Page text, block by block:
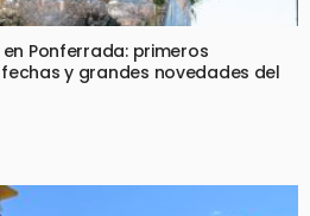
en Ponferrada: primeros
y grandes novedades del